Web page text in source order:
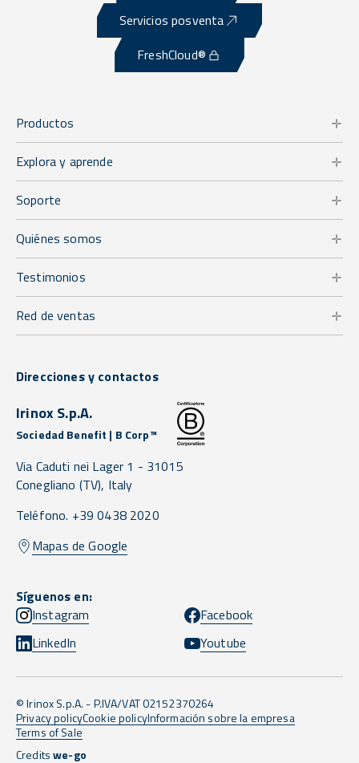
Servicios posventa
FreshCloud®
Productos
Explora y aprende
Soporte
Quiénes somos
Testimonios
Red de ventas
Direcciones y contactos
Irinox S.p.A.
Sociedad Benefit | B Corp™
Via Caduti nei Lager 1 - 31015
Conegliano (TV), Italy
Teléfono. +39 0438 2020
Mapas de Google
Síguenos en:
Instagram
Facebook
LinkedIn
Youtube
© Irinox S.p.A. - P.IVA/VAT 02152370264
Privacy policyCookie policyInformación sobre la empresa
Terms of Sale
Creditswe-go